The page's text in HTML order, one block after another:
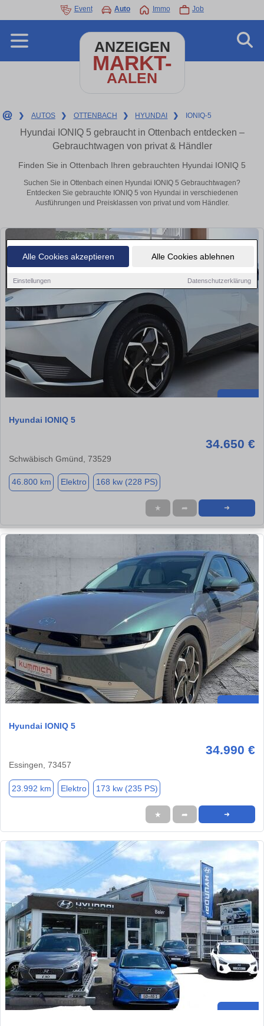
Alle Cookies akzeptieren Alle Cookies ablehnen
Einstellungen Datenschutzerklärung
Event Auto Immo Job
ANZEIGEN
MARKT-
AALEN
❯ AUTOS ❯ OTTENBACH ❯ HYUNDAI ❯ IONIQ-5
Hyundai IONIQ 5 gebraucht in Ottenbach entdecken –
Gebrauchtwagen von privat & Händler
Finden Sie in Ottenbach Ihren gebrauchten Hyundai IONIQ 5
Suchen Sie in Ottenbach einen Hyundai IONIQ 5 Gebrauchtwagen?
Entdecken Sie gebrauchte IONIQ 5 von Hyundai in verschiedenen
Ausführungen und Preisklassen von privat und vom Händler.
Hyundai IONIQ 5
34.650 €
Schwäbisch Gmünd, 73529
46.800 km Elektro 168 kw (228 PS)
★ ➦ ➜
Hyundai IONIQ 5
34.990 €
Essingen, 73457
23.992 km Elektro 173 kw (235 PS)
★ ➦ ➜